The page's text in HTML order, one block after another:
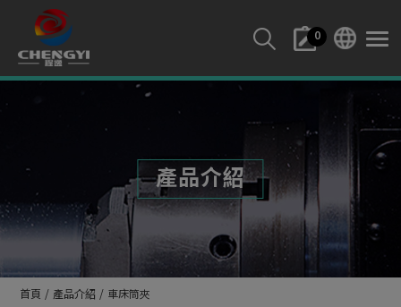
0
產品介紹
首頁 產品介紹 車床筒夾
Cookie管理面板